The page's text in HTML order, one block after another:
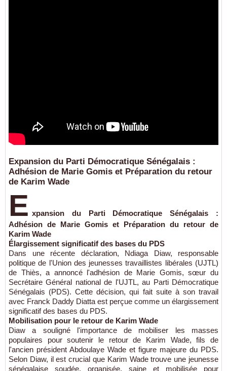
Expansion du Parti Démocratique Sénégalais :
Adhésion de Marie Gomis et Préparation du retour
de Karim Wade
E xpansion du Parti Démocratique Sénégalais :
Adhésion de Marie Gomis et Préparation du retour de
Karim Wade
Élargissement significatif des bases du PDS
Dans une récente déclaration, Ndiaga Diaw, responsable
politique de l'Union des jeunesses travaillistes libérales (UJTL)
de Thiès, a annoncé l'adhésion de Marie Gomis, sœur du
Secrétaire Général national de l'UJTL, au Parti Démocratique
Sénégalais (PDS). Cette décision, qui fait suite à son travail
avec Franck Daddy Diatta est perçue comme un élargissement
significatif des bases du PDS.
Mobilisation pour le retour de Karim Wade
Diaw a souligné l'importance de mobiliser les masses
populaires pour soutenir le retour de Karim Wade, fils de
l'ancien président Abdoulaye Wade et figure majeure du PDS.
Selon Diaw, il est crucial que Karim Wade trouve une jeunesse
sénégalaise soudée, organisée, saine et mobilisée pour